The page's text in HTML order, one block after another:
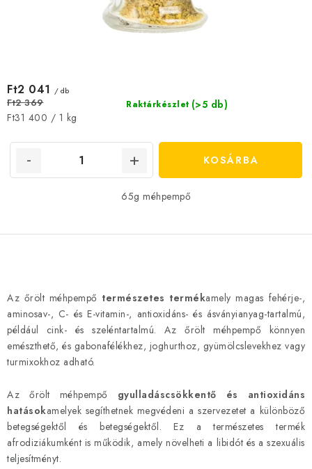
Raktárkészlet (>5 db)
Ft2 041 / db
Ft2 369
Egységár:
Ft31 400 / 1 kg
KOSÁRBA
65g méhpempő
i
s
t
a
i
r
á
n
y
í
Az őrölt méhpempő természetes termékamely magas fehérje-,
aminosav-, C- és E-vitamin-, antioxidáns- és ásványianyag-tartalmú,
például cink- és szeléntartalmú. Az őrölt méhpempő könnyen
emészthető, és gabonafélékhez, joghurthoz, gyümölcslevekhez vagy
turmixokhoz adható.
Az őrölt méhpempő gyulladáscsökkentő és antioxidáns
hatásokamelyek segíthetnek megvédeni a szervezetet a különböző
betegségektől és betegségektől. Ez a természetes termék
afrodiziákumként is működik, amely növelheti a libidót és a szexuális
teljesítményt.